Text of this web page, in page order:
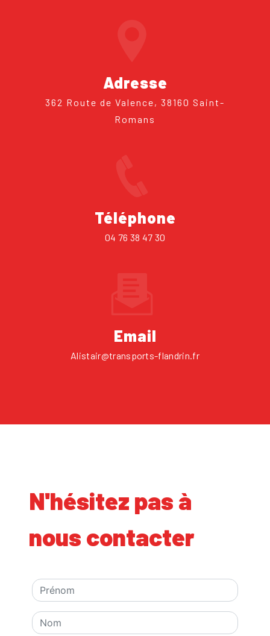
Adresse
362 Route de Valence, 38160 Saint-
Romans
Téléphone
04 76 38 47 30
Email
alistair@transports-flandrin.fr
N'hésitez pas à
nous contacter